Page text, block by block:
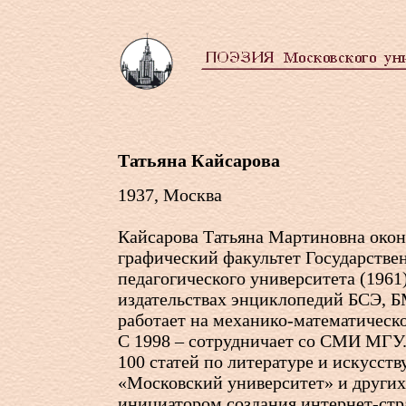
Татьяна Кайсарова
1937, Москва
Кайсарова Татьяна Мартиновна
графический факультет
педагогического университета
издательствах энциклопедий БСЭ,
работает на механико-
С 1998 – сотрудничает со СМИ
100 статей по литературе и
«Московский университет» и